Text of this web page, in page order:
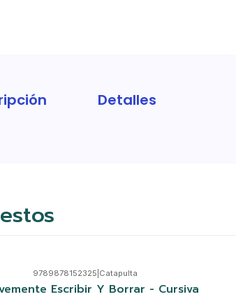
Detalles
9789878152325 Catapulta
Escribir Y Borrar - Cursiva